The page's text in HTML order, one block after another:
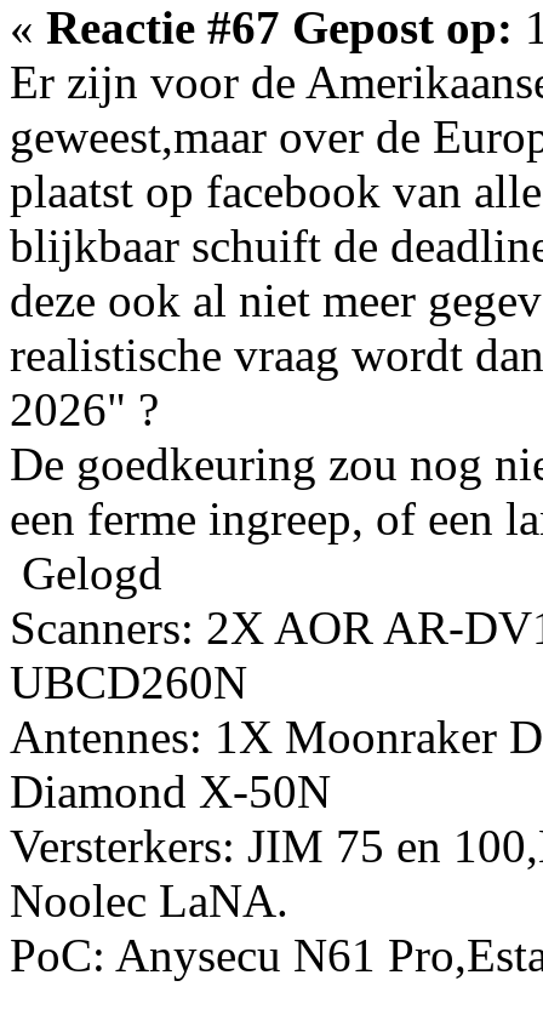
« Reactie #67 Gepost op:
Er zijn voor de
geweest,maar over de
plaatst op facebook van
blijkbaar schuift de
deze ook al niet meer
realistische vraag wordt
2026" ?
De goedkeuring zou nog
een ferme ingreep, of een
Gelogd
Scanners: 2X AOR AR-
UBCD260N
Antennes: 1X Moonraker
Diamond X-50N
Versterkers: JIM 75 en
Noolec LaNA.
PoC: Anysecu N61